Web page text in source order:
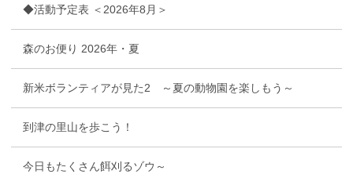
◆活動予定表 ＜2026年8月＞
森のお便り 2026年・夏
新米ボランティアが見た2 ～夏の動物園を楽しもう～
到津の里山を歩こう！
今日もたくさん餌刈るゾウ～